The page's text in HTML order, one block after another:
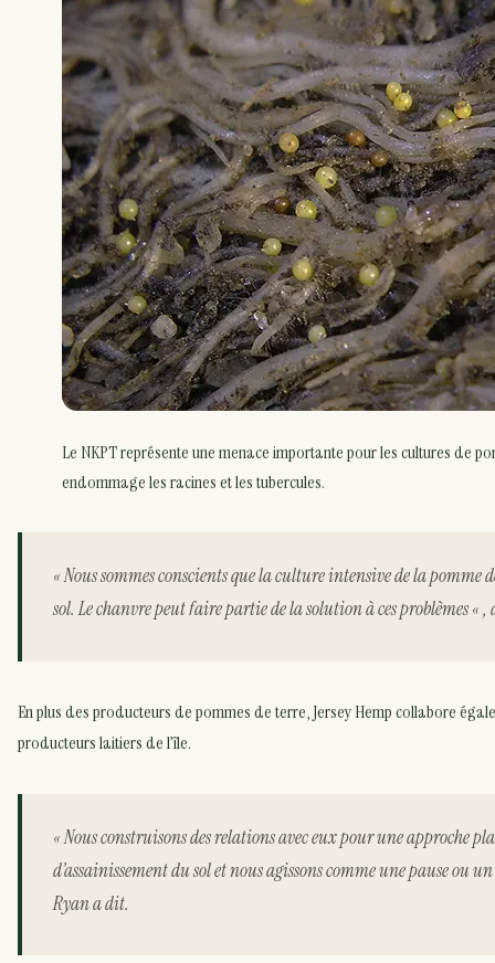
Le NKPT représente une menace importante pour les cultures de
endommage les racines et les tubercules.
« Nous sommes conscients que la culture intensive de la pomme
sol. Le chanvre peut faire partie de la solution à ces problèmes «
En plus des producteurs de pommes de terre, Jersey Hemp collabore
producteurs laitiers de l’île.
« Nous construisons des relations avec eux pour une approche
d’assainissement du sol et nous agissons comme une pause ou
Ryan a dit.